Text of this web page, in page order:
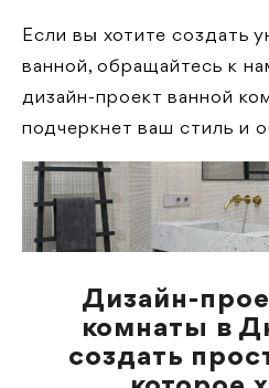
Если вы хотите создать
ванной, обращайтесь к
дизайн-проект ванной
подчеркнет ваш стиль и
Дизайн-
комнаты в
создать